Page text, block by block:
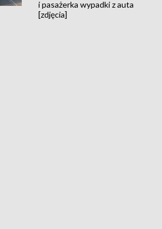
i pasażerka wypadki z auta
[zdjęcia]